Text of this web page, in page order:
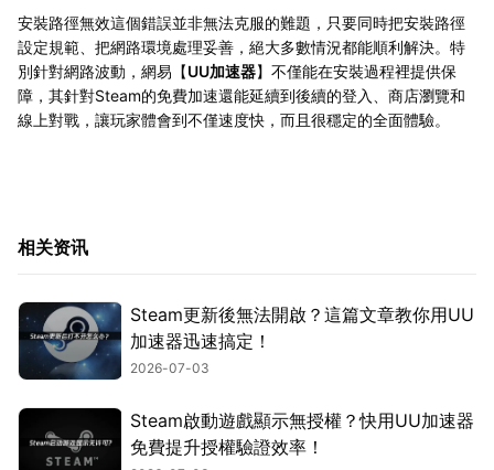
安裝路徑無效這個錯誤並非無法克服的難題，只要同時把安裝路徑
設定規範、把網路環境處理妥善，絕大多數情況都能順利解決。特
別針對網路波動，網易【UU加速器】不僅能在安裝過程裡提供保
障，其針對Steam的免費加速還能延續到後續的登入、商店瀏覽和
線上對戰，讓玩家體會到不僅速度快，而且很穩定的全面體驗。
相关资讯
Steam更新後無法開啟？這篇文章教你用UU
加速器迅速搞定！
2026-07-03
Steam啟動遊戲顯示無授權？快用UU加速器
免費提升授權驗證效率！